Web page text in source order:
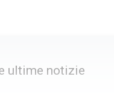
ultime notizie